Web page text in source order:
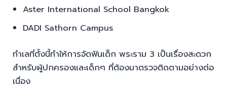
Aster International School Bangkok
DADI Sathorn Campus
ทำเลที่ตั้งนี้ทำให้การจัดฟันเด็ก พระราม 3 เป็นเรื่องสะดวก
สำหรับผู้ปกครองและเด็กๆ ที่ต้องมาตรวจติดตามอย่างต่อ
เนื่อง